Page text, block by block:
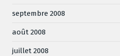
septembre 2008
août 2008
juillet 2008